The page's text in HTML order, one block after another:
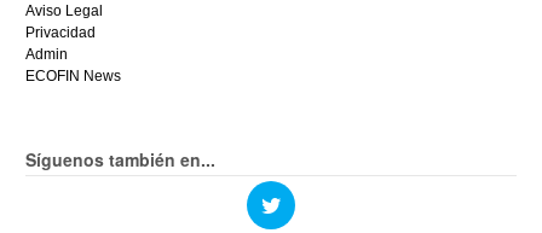
Aviso Legal
Privacidad
Admin
ECOFIN News
Síguenos también en...